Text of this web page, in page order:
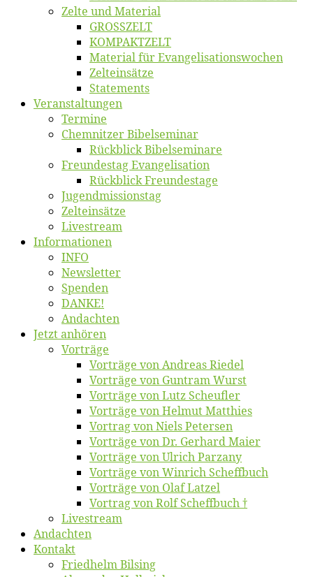
Zel­te und Material
GROSSZELT
KOMPAKTZELT
Ma­te­ri­al für Evangelisationswochen
Zelt­ein­sät­ze
State­ments
Ver­an­stal­tun­gen
Ter­mi­ne
Chemnit­zer Bibelseminar
Rück­blick Bibelseminare
Freun­des­tag Evangelisation
Rück­blick Freundestage
Jugend­mis­sions­tag
Zelt­ein­sät­ze
Live­stream
Informatio­nen
INFO
News­let­ter
Spen­den
DANKE!
An­dach­ten
Jetzt an­hö­ren
Vor­trä­ge
Vor­trä­ge von An­dre­as Riedel
Vor­trä­ge von Gun­tram Wurst
Vor­trä­ge von Lutz Scheufler
Vor­trä­ge von Hel­mut Matthies
Vor­trag von Niels Petersen
Vor­trä­ge von Dr. Ger­hard Maier
Vor­trä­ge von Ul­rich Parzany
Vor­trä­ge von Win­rich Scheffbuch
Vor­trä­ge von Olaf Latzel
Vor­trag von Rolf Scheffbuch †
Live­stream
An­dach­ten
Kon­takt
Fried­helm Bilsing